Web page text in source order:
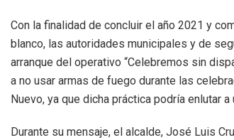
Con la finalidad de concluir el año 2021 y
blanco, las autoridades municipales y de
arranque del operativo “Celebremos sin
a no usar armas de fuego durante las
Nuevo, ya que dicha práctica podría enlutar a
Durante su mensaje, el alcalde, José Luis